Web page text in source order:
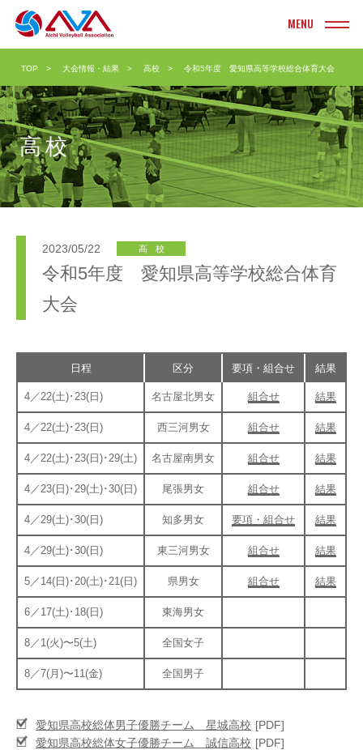
INFORMATION
TOURNAMENT
大会情報・結果
実業団 ヤングクラブ
クラブ ソフト
高校 ママさん
OPERATION
競技・指導者・審判
ASSOCIATION
協会
TEAM
チーム紹介
CONTACT
お問い合わせ
PAST RECORD
過去記録
TOP 大会情報・結果 高校 令和5年度 愛知県高等学校総合体育大会
高校
2023/05/22 高校
令和5年度 愛知県高等学校総合体育
大会
日程 区分 要項・組合せ 結果
4／22(土)･23(日) 名古屋北男女 組合せ 結果
4／22(土)･23(日) 西三河男女 組合せ 結果
4／22(土)･23(日)･29(土) 名古屋南男女 組合せ 結果
4／23(日)･29(土)･30(日) 尾張男女 組合せ 結果
4／29(土)･30(日) 知多男女 要項・組合せ 結果
4／29(土)･30(日) 東三河男女 組合せ 結果
5／14(日)･20(土)･21(日) 県男女 組合せ 結果
6／17(土)･18(日) 東海男女
8／1(火)〜5(土) 全国女子
8／7(月)〜11(金) 全国男子
愛知県高校総体男子優勝チーム 星城高校
愛知県高校総体女子優勝チーム 誠信高校